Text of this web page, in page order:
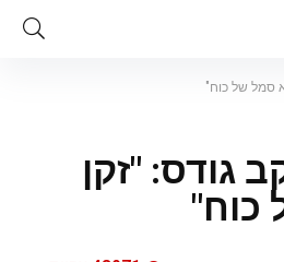
סמל של כוח"
גודס: "זקן
כוח"